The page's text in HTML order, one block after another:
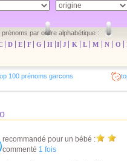
prénoms par ordre alphabétique :
D E F G H I J K L M N O
100 prénoms garcons
recommandé pour un bébé :
commenté 1 fois